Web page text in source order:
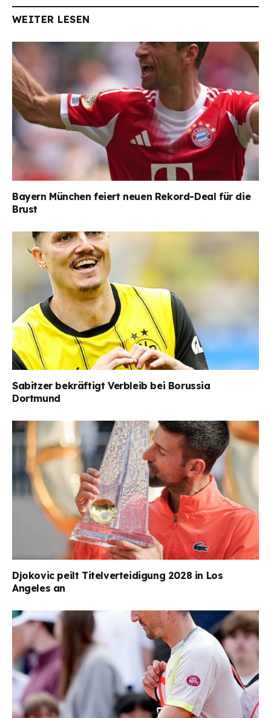
WEITER LESEN
Bayern München feiert neuen Rekord-Deal für die
Brust
Sabitzer bekräftigt Verbleib bei Borussia
Dortmund
Djokovic peilt Titelverteidigung 2028 in Los
Angeles an